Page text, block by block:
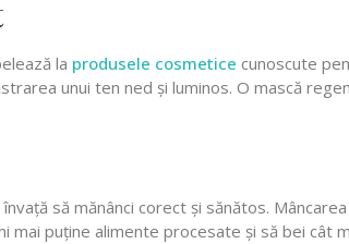
la produsele cosmetice cunoscute
unui ten ned și luminos. O mască
să mănânci corect și sănătos.
mai puține alimente procesate și să bei cât